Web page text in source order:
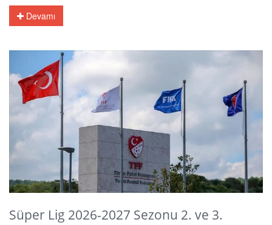
Devamı
Süper Lig 2026-2027 Sezonu 2. ve 3.